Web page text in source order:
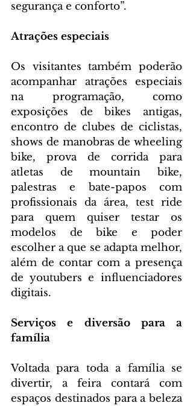
segurança e conforto”.
Atrações especiais
Os visitantes também poderão
acompanhar atrações especiais
na programação, como
exposições de bikes antigas,
encontro de clubes de ciclistas,
shows de manobras de wheeling
bike, prova de corrida para
atletas de mountain bike,
palestras e bate-papos com
profissionais da área, test ride
para quem quiser testar os
modelos de bike e poder
escolher a que se adapta melhor,
além de contar com a presença
de youtubers e influenciadores
digitais.
Serviços e diversão para a
família
Voltada para toda a família se
divertir, a feira contará com
espaços destinados para a beleza